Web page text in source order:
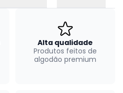
Alta qualidade
Produtos feitos de
algodão premium